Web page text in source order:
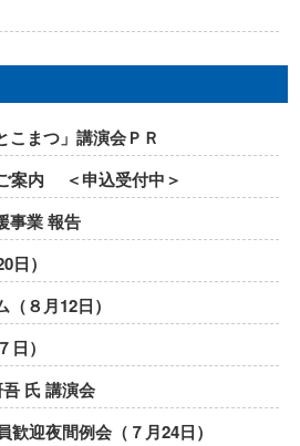
こまつ」講演会ＰＲ
案内 ＜申込受付中＞
事業 報告
日）
８月12日）
）
氏 講演会
迎夜間例会（７月24日）